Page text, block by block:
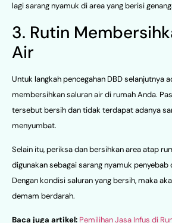
lagi sarang nyamuk di area yang berisi
3. Rutin
Air
Untuk langkah pencegahan DBD selanjutnya
membersihkan saluran air di rumah Anda.
tersebut bersih dan tidak terdapat adanya
menyumbat.
Selain itu, periksa dan bersihkan area atap
digunakan sebagai sarang nyamuk
Dengan kondisi saluran yang bersih, maka
demam berdarah.
Baca juga artikel: Pemilihan Jasa Infus di